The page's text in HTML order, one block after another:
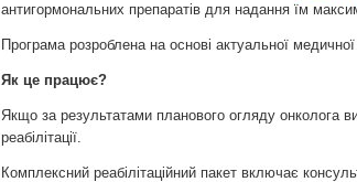
антигормональних препаратів для надання їм
Програма розроблена на основі актуальної
Як це працює?
Якщо за результатами планового огляду онколога
реабілітації.
Комплексний реабілітаційний пакет включає